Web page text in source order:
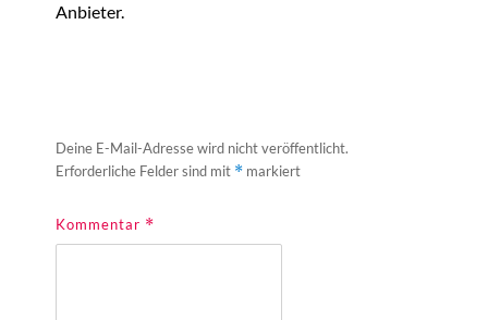
Anbieter.
Deine E-Mail-Adresse wird nicht veröffentlicht.
Erforderliche Felder sind mit * markiert
Kommentar *